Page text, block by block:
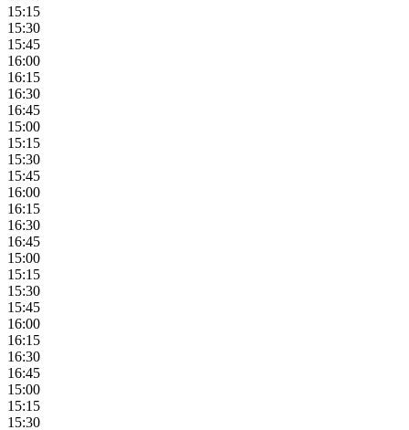
15:15
15:30
15:45
16:00
16:15
16:30
16:45
15:00
15:15
15:30
15:45
16:00
16:15
16:30
16:45
15:00
15:15
15:30
15:45
16:00
16:15
16:30
16:45
15:00
15:15
15:30